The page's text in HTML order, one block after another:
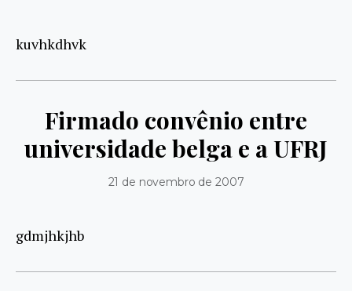
kuvhkdhvk
Firmado convênio entre
universidade belga e a UFRJ
21 de novembro de 2007
gdmjhkjhb